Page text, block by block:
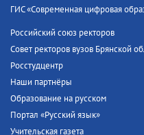
ГИС «Современная цифровая
Российский союз ректоров
Совет ректоров вузов Брянской
Росстудцентр
Наши партнёры
Образование на русском
Портал «Русский язык»
Учительская газета